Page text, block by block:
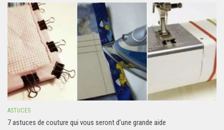
ASTUCES
7 astuces de couture qui vous seront d’une grande aide